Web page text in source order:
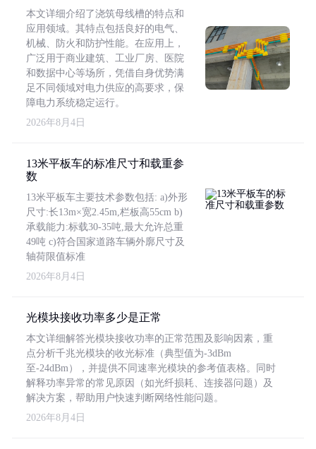
本文详细介绍了浇筑母线槽的特点和
应用领域。其特点包括良好的电气、
机械、防火和防护性能。在应用上，
广泛用于商业建筑、工业厂房、医院
和数据中心等场所，凭借自身优势满
足不同领域对电力供应的高要求，保
障电力系统稳定运行。
2026年8月4日
13米平板车的标准尺寸和载重参
数
13米平板车主要技术参数包括: a)外形
尺寸:长13m×宽2.45m,栏板高55cm b)
承载能力:标载30-35吨,最大允许总重
49吨 c)符合国家道路车辆外廓尺寸及
轴荷限值标准
2026年8月4日
光模块接收功率多少是正常
本文详细解答光模块接收功率的正常范围及影响因素，重
点分析千兆光模块的收光标准（典型值为-3dBm
至-24dBm），并提供不同速率光模块的参考值表格。同时
解释功率异常的常见原因（如光纤损耗、连接器问题）及
解决方案，帮助用户快速判断网络性能问题。
2026年8月4日